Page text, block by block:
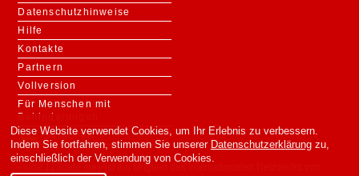
Datenschutzhinweise
Hilfe
Kontakte
Partnern
Vollversion
Für Menschen mit
Behinderungen
Sprachen
«mde.123date.me» ist ein Mitglied des internationalen Netzwerks von
Diese Website verwendet Cookies, um Ihr Erlebnis zu verbessern.
Indem Sie fortfahren, stimmen Sie unserer Datenschutzerklärungzu,
einschließlich der Verwendung von Cookies.